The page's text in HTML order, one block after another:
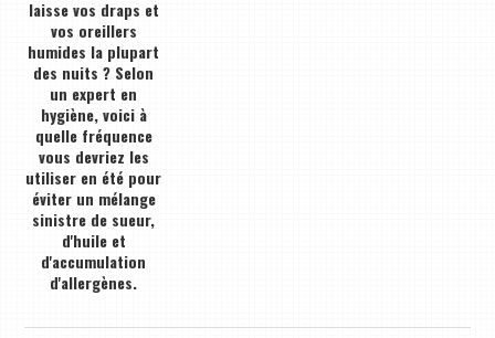
laisse vos draps et
vos oreillers
humides la plupart
des nuits ? Selon
un expert en
hygiène, voici à
quelle fréquence
vous devriez les
utiliser en été pour
éviter un mélange
sinistre de sueur,
d'huile et
d'accumulation
d'allergènes.